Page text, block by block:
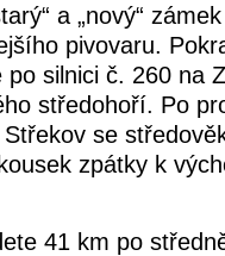
a „nový“
pivovaru.
silnici č. 260 na
středohoří. Po
se
zpátky k
41 km po